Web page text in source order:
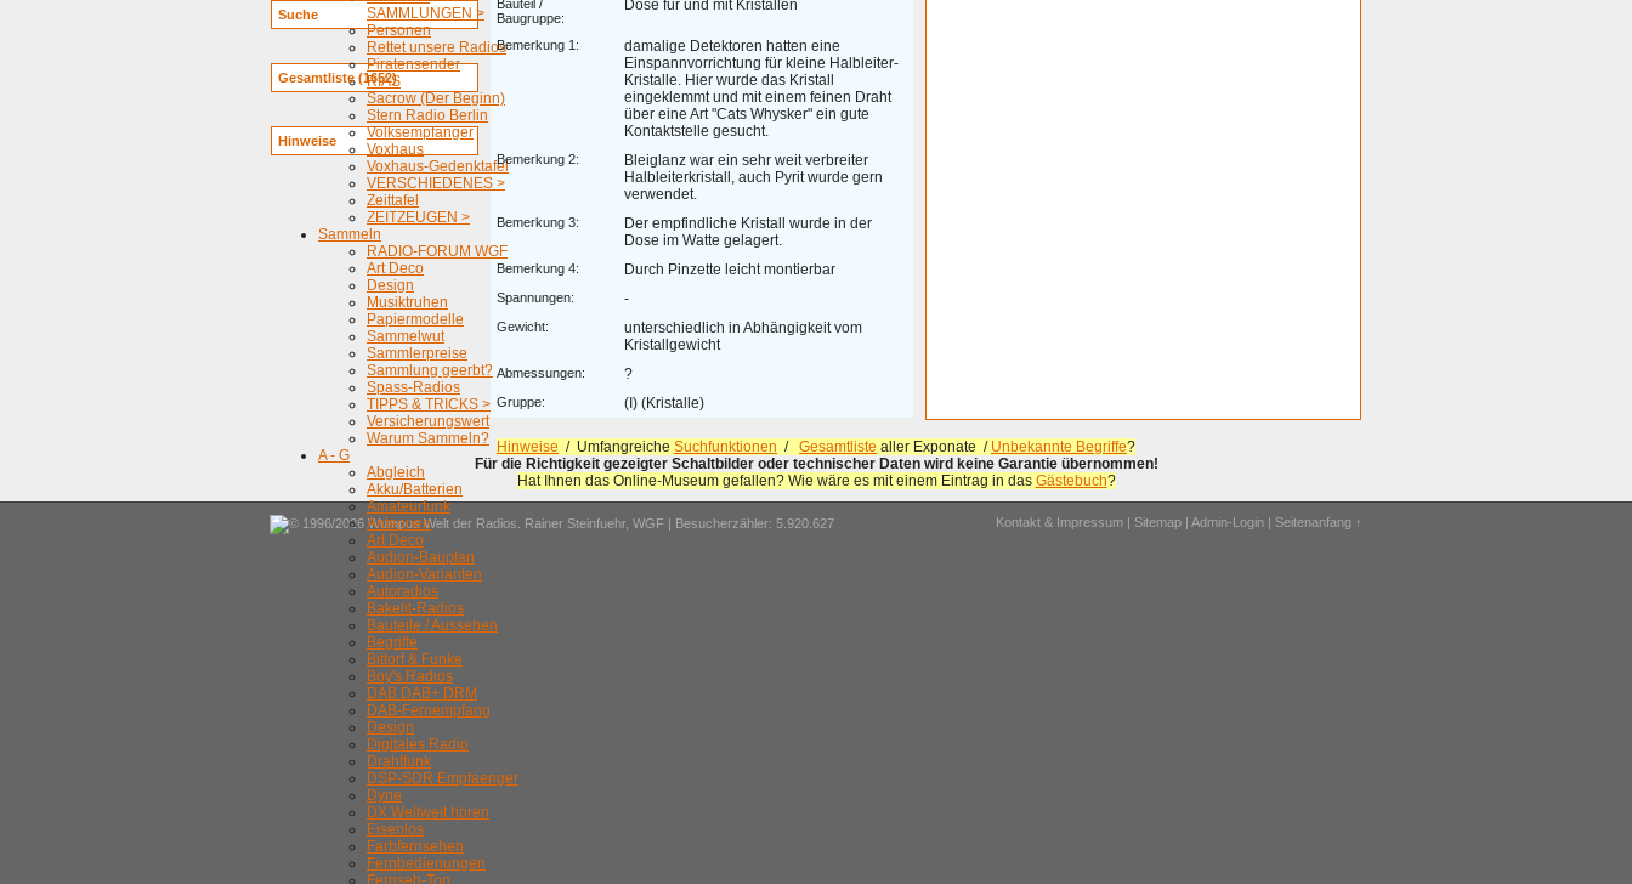
SAMMLUNGEN >
Personen
Rettet unsere Radios
Piratensender
RIAS
Sacrow (Der Beginn)
Stern Radio Berlin
Volksempfänger
Voxhaus
Voxhaus-Gedenktafel
VERSCHIEDENES >
Zeittafel
ZEITZEUGEN >
Sammeln
RADIO-FORUM WGF
Art Deco
Design
Musiktruhen
Papiermodelle
Sammelwut
Sammlerpreise
Sammlung geerbt?
Spass-Radios
TIPPS & TRICKS >
Versicherungswert
Warum Sammeln?
A - G
Abgleich
Akku/Batterien
Amateurfunk
Antennen
Art Deco
Audion-Bauplan
Audion-Varianten
Autoradios
Bakelit-Radios
Bauteile / Aussehen
Begriffe
Bittorf & Funke
Boy's Radios
DAB DAB+ DRM
DAB-Fernempfang
Design
Digitales Radio
Drahtfunk
DSP-SDR Empfaenger
Dyne
DX Weltweit hören
Eisenlos
Farbfernsehen
Fernbedienungen
Fernseh-Ton
Suche
Gesamtliste (1652)
Hinweise
Bauteil /
Baugruppe:
Dose für und mit Kristallen
Bemerkung 1:
damalige Detektoren hatten eine
Einspannvorrichtung für kleine Halbleiter-
Kristalle. Hier wurde das Kristall
eingeklemmt und mit einem feinen Draht
über eine Art "Cats Whysker" ein gute
Kontaktstelle gesucht.
Bemerkung 2:
Bleiglanz war ein sehr weit verbreiter
Halbleiterkristall, auch Pyrit wurde gern
verwendet.
Bemerkung 3:
Der empfindliche Kristall wurde in der
Dose im Watte gelagert.
Bemerkung 4: Durch Pinzette leicht montierbar
Spannungen: -
Gewicht:
unterschiedlich in Abhängigkeit vom
Kristallgewicht
Abmessungen: ?
Gruppe: (I) (Kristalle)
Hinweise / Umfangreiche Suchfunktionen / Gesamtliste aller Exponate / Unbekannte Begriffe?
Für die Richtigkeit gezeigter Schaltbilder oder technischer Daten wird keine Garantie übernommen!
Hat Ihnen das Online-Museum gefallen? Wie wäre es mit einem Eintrag in das Gästebuch?
© 1996/2026 Wumpus Welt der Radios. Rainer Steinfuehr, WGF | Besucherzähler: 5.920.627 Kontakt & Impressum | Sitemap | Admin-Login | Seitenanfang ↑